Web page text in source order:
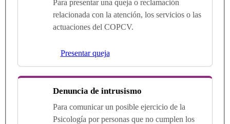
Para presentar una queja o reclamación
relacionada con la atención, los servicios o las
actuaciones del COPCV.
Presentar queja
Denuncia de intrusismo
Para comunicar un posible ejercicio de la
Psicología por personas que no cumplen los